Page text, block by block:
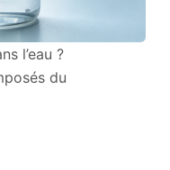
l’eau ?
du